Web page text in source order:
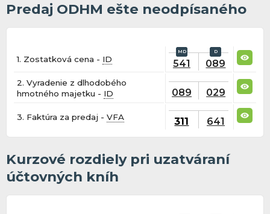
Predaj ODHM ešte neodpísaného
1. Zostatková cena - ID 541 089
2. Vyradenie z dlhodobého
hmotného majetku - ID 089 029
3. Faktúra za predaj -VFA 311 641
Kurzové rozdiely pri uzatváraní
účtovných kníh